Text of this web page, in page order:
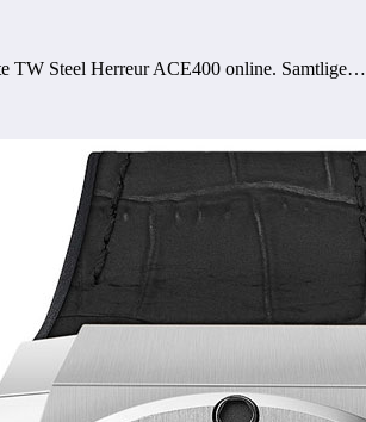
TW Steel Herreur ACE400 online. Samtlige…